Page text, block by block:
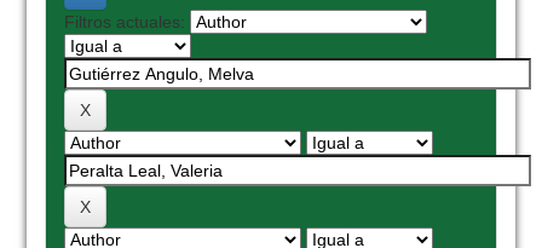
Filtros actuales: